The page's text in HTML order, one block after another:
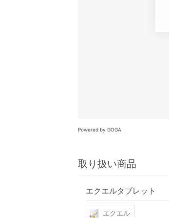
Powered by GOGA
取り扱い商品
エクエルタブレット
エクエル